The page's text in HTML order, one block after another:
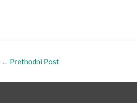
← Prethodni Post